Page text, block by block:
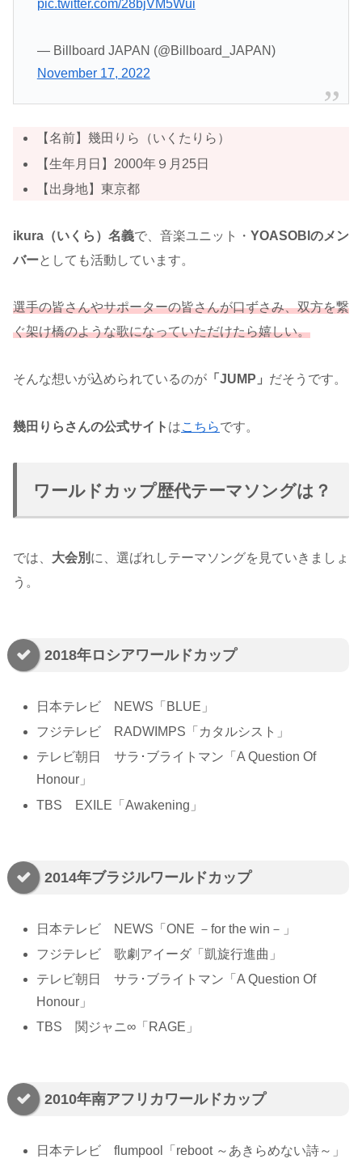
pic.twitter.com/28bjVM5Wui
— Billboard JAPAN (@Billboard_JAPAN)
November 17, 2022
【名前】幾田りら（いくたりら）
【生年月日】2000年９月25日
【出身地】東京都
ikura（いくら）名義で、音楽ユニット・ YOASOBIのメン
バーとしても活動しています。
選手の皆さんやサポーターの皆さんが口ずさみ、双方を繋
ぐ架け橋のような歌になっていただけたら嬉しい。
そんな想いが込められているのが 「JUMP」 だそうです。
幾田りらさんの公式サイト はこちらです。
ワールドカップ歴代テーマソングは？
では、 大会別 に、選ばれしテーマソングを見ていきましょ
う。
2018年ロシアワールドカップ
日本テレビ NEWS「BLUE」
フジテレビ RADWIMPS「カタルシスト」
テレビ朝日 サラ･ブライトマン「A Question Of
Honour」
TBS EXILE「Awakening」
2014年ブラジルワールドカップ
日本テレビ NEWS「ONE －for the win－」
フジテレビ 歌劇アイーダ「凱旋行進曲」
テレビ朝日 サラ･ブライトマン「A Question Of
Honour」
TBS 関ジャニ∞「RAGE」
2010年南アフリカワールドカップ
日本テレビ flumpool「reboot ～あきらめない詩～」